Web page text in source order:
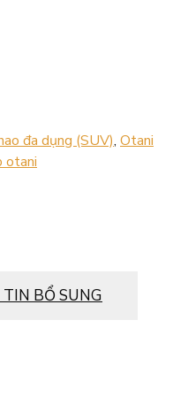
đa dụng (SUV), Otani
otani
BỔ SUNG